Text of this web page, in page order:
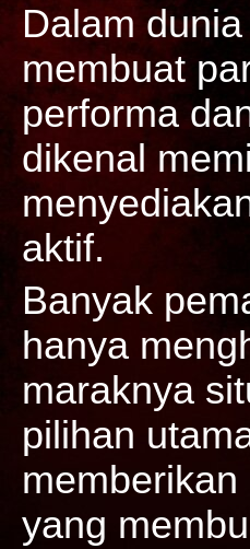
Dalam
membuat
performa
dikenal
aktif.
Banyak
hanya
maraknya
pilihan
yang